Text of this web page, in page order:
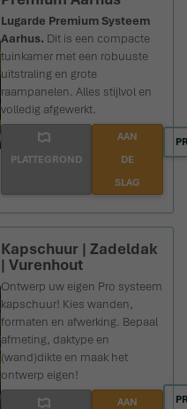
Lugarde Premium Systeem
Aarhus. Dit is een compacte
tuinkamer met een robuuste
uitstraling en grote
raampanelen. Alles stijlvol en
volledig afgewerkt.
PLATTEGROND
AAN
DE
SLAG
Kapschuur | Zadeldak
| Vurenhout
Ontwerp uw eigen Pro systeem
kapschuur! Kies wanden,
formaten en afwerking. Bepaal
afmeting, daktype en
(wand)dikte en maak het
ontwerp eigen!
AAN